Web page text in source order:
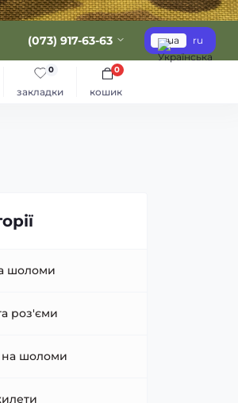
(073) 917-63-63 ua ru
закладки
0
кошик
0
шоломи
роз'єми
шоломи